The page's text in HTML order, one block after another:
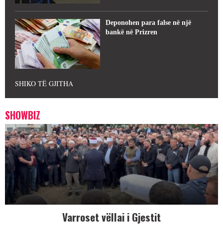
Deponohen para false në një
bankë në Prizren
SHIKO TË GJITHA
SHOWBIZ
Varroset vëllai i Gjestit